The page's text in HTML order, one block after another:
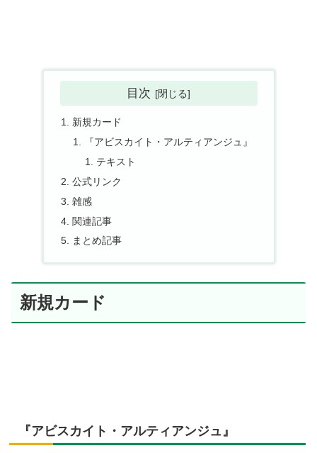
目次
新規カード
『アビスカイト・アルティアンジュ』
テキスト
公式リンク
雑感
関連記事
まとめ記事
新規カード
『アビスカイト・アルティアンジュ』